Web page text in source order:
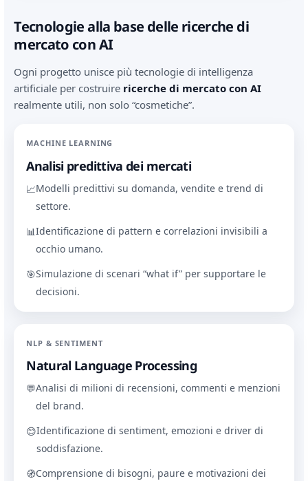
Tecnologie alla base delle ricerche di
mercato con AI
Ogni progetto unisce più tecnologie di intelligenza
artificiale per costruire ricerche di mercato con AI
realmente utili, non solo “cosmetiche”.
MACHINE LEARNING
Analisi predittiva dei mercati
📈Modelli predittivi su domanda, vendite e trend di
settore.
📊Identificazione di pattern e correlazioni invisibili a
occhio umano.
🎯Simulazione di scenari “what if” per supportare le
decisioni.
NLP & SENTIMENT
Natural Language Processing
💬Analisi di milioni di recensioni, commenti e menzioni
del brand.
😊Identificazione di sentiment, emozioni e driver di
soddisfazione.
🧭Comprensione di bisogni, paure e motivazioni dei